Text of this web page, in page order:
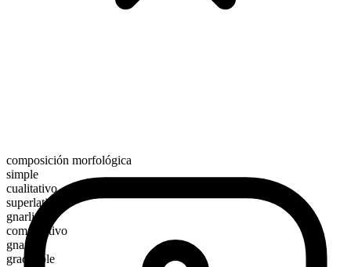
composición morfológica
simple
cualitativo
superlativo
gnarliest
comparativo
gnarlier
graduable